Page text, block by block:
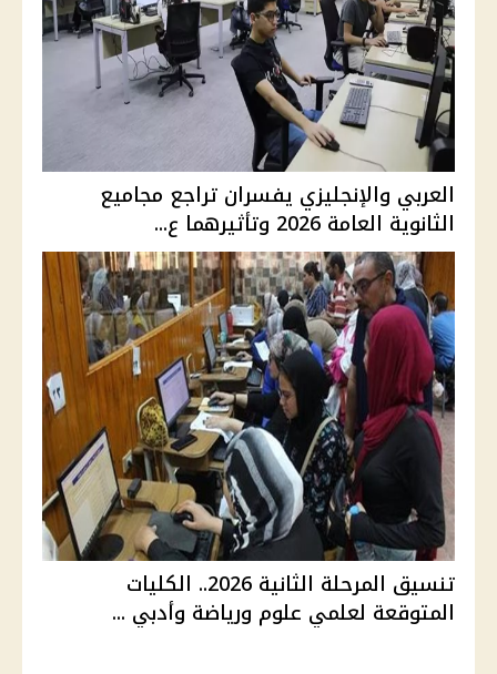
العربي والإنجليزي يفسران تراجع مجاميع
الثانوية العامة 2026 وتأثيرهما ع...
تنسيق المرحلة الثانية 2026.. الكليات
المتوقعة لعلمي علوم ورياضة وأدبي ...